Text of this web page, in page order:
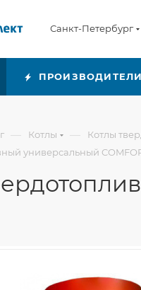
Санкт-Петербург
ПРОИЗВОДИТЕЛИ
— Котлы — Котлы
универсальный